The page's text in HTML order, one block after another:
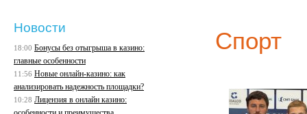
Спорт
Новости
18:00 Бонусы без отыгрыша в казино:
главные особенности
11:56 Новые онлайн-казино: как
анализировать надежность площадки?
10:28 Лицензия в онлайн казино: